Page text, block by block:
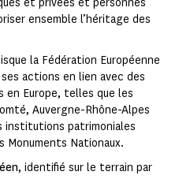
ensemble l’héritage des
la Fédération Européenne
actions en lien avec des
en Europe, telles que les
Auvergne-Rhône-Alpes
institutions patrimoniales
Monuments Nationaux.
, identifié sur le terrain par